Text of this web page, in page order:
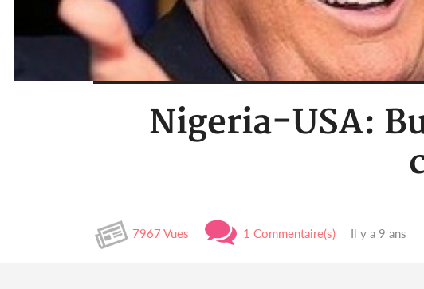
Nigeria-USA:
7967 Vues 1 Commentaire(s) Il y a 9 ans